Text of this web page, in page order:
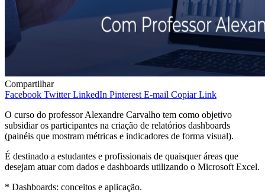
Compartilhar
Facebook Twitter LinkedIn Pinterest E-mail Copiar Link
O curso do professor Alexandre Carvalho tem como objetivo
subsidiar os participantes na criação de relatórios dashboards
(painéis que mostram métricas e indicadores de forma visual).
É destinado a estudantes e profissionais de quaisquer áreas que
desejam atuar com dados e dashboards utilizando o Microsoft Excel.
* Dashboards: conceitos e aplicação.